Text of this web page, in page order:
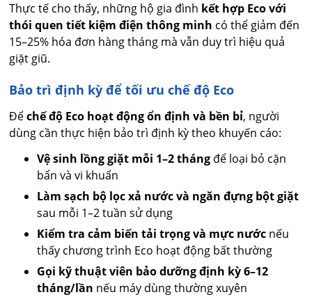
Thực tế cho thấy, những hộ gia đình kết hợp Eco với
thói quen tiết kiệm điện thông minh có thể giảm đến
15–25% hóa đơn hàng tháng mà vẫn duy trì hiệu quả
giặt giũ.
Bảo trì định kỳ để tối ưu chế độ Eco
Đểchế độ Eco hoạt động ổn định và bền bỉ, người
dùng cần thực hiện bảo trì định kỳ theo khuyến cáo:
Vệ sinh lồng giặt mỗi 1–2 tháng để loại bỏ cặn
bẩn và vi khuẩn
Làm sạch bộ lọc xả nước và ngăn đựng bột giặt
sau mỗi 1–2 tuần sử dụng
Kiểm tra cảm biến tải trọng và mực nước nếu
thấy chương trình Eco hoạt động bất thường
Gọi kỹ thuật viên bảo dưỡng định kỳ 6–12
tháng/lần nếu máy dùng thường xuyên